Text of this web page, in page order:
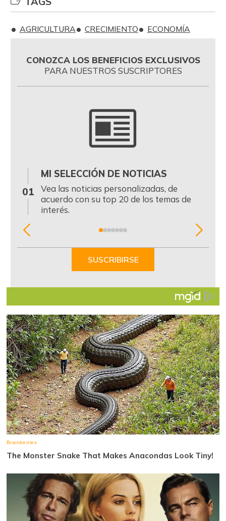
AGRICULTURA CRECIMIENTO ECONOMÍA
CONOZCA LOS BENEFICIOS EXCLUSIVOS
PARA NUESTROS SUSCRIPTORES
01
MI SELECCIÓN DE NOTICIAS
Vea las noticias personalizadas, de
acuerdo con su top 20 de los temas de
interés.
Item
SUSCRIBIRSE